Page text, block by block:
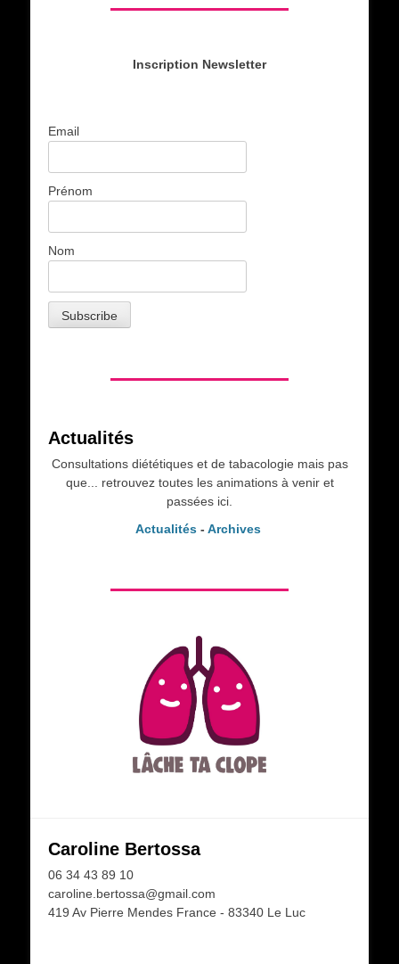
Inscription Newsletter
Email
Prénom
Nom
Actualités
Consultations diététiques et de tabacologie mais pas
que... retrouvez toutes les animations à venir et
passées ici.
Actualités- Archives
Caroline Bertossa
06 34 43 89 10
caroline.bertossa@gmail.com
419 Av Pierre Mendes France - 83340 Le Luc